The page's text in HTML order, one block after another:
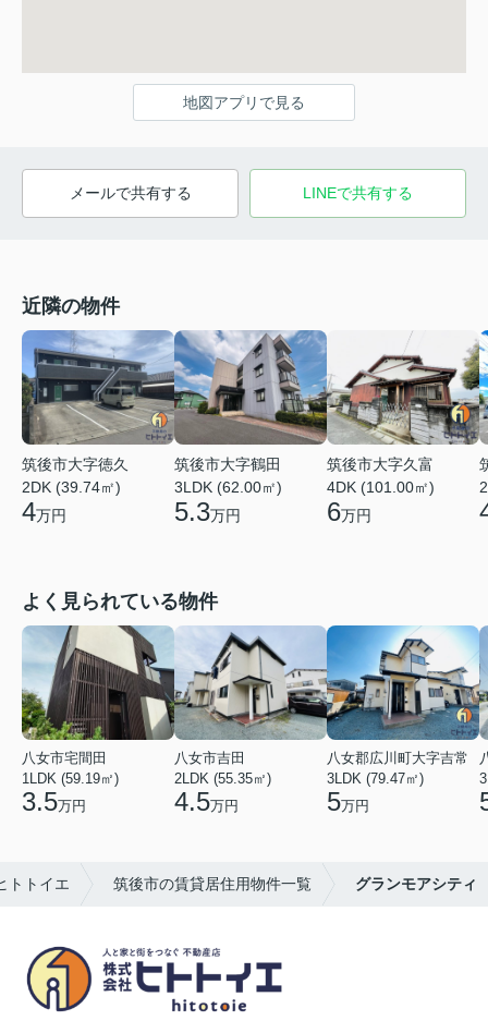
地図アプリで見る
メールで共有する LINEで共有する
近隣の物件
筑後市大字徳久
2DK (39.74㎡)
4万円
筑後市大字鶴田
3LDK (62.00㎡)
5.3万円
筑後市大字久富
4DK (101.00㎡)
6万円
よく見られている物件
八女市宅間田
1LDK (59.19㎡)
3.5万円
八女市吉田
2LDK (55.35㎡)
4.5万円
八女郡広川町大字吉常
3LDK (79.47㎡)
5万円
トトイエ 筑後市の賃貸居住用物件一覧 グランモアシティ